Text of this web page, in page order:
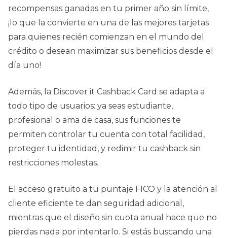
recompensas ganadas en tu primer año sin límite,
¡lo que la convierte en una de las mejores tarjetas
para quienes recién comienzan en el mundo del
crédito o desean maximizar sus beneficios desde el
día uno!
Además, la Discover it Cashback Card se adapta a
todo tipo de usuarios: ya seas estudiante,
profesional o ama de casa, sus funciones te
permiten controlar tu cuenta con total facilidad,
proteger tu identidad, y redimir tu cashback sin
restricciones molestas.
El acceso gratuito a tu puntaje FICO y la atención al
cliente eficiente te dan seguridad adicional,
mientras que el diseño sin cuota anual hace que no
pierdas nada por intentarlo. Si estás buscando una